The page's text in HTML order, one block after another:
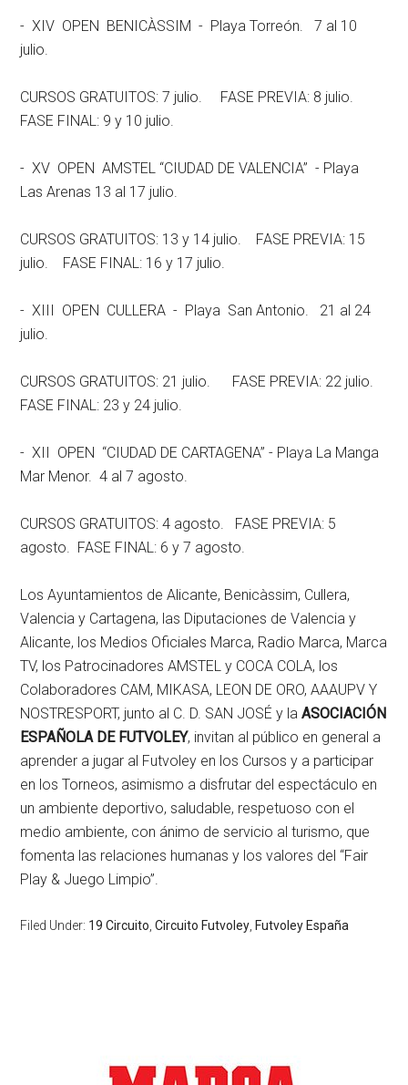
- XIV OPEN BENICÀSSIM - Playa Torreón. 7 al 10
julio.
CURSOS GRATUITOS: 7 julio. FASE PREVIA: 8 julio.
FASE FINAL: 9 y 10 julio.
- XV OPEN AMSTEL “CIUDAD DE VALENCIA” - Playa
Las Arenas 13 al 17 julio.
CURSOS GRATUITOS: 13 y 14 julio. FASE PREVIA: 15
julio. FASE FINAL: 16 y 17 julio.
- XIII OPEN CULLERA - Playa San Antonio. 21 al 24
julio.
CURSOS GRATUITOS: 21 julio. FASE PREVIA: 22 julio.
FASE FINAL: 23 y 24 julio.
- XII OPEN “CIUDAD DE CARTAGENA” - Playa La Manga
Mar Menor. 4 al 7 agosto.
CURSOS GRATUITOS: 4 agosto. FASE PREVIA: 5
agosto. FASE FINAL: 6 y 7 agosto.
Los Ayuntamientos de Alicante, Benicàssim, Cullera,
Valencia y Cartagena, las Diputaciones de Valencia y
Alicante, los Medios Oficiales Marca, Radio Marca, Marca
TV, los Patrocinadores AMSTEL y COCA COLA, los
Colaboradores CAM, MIKASA, LEON DE ORO, AAAUPV Y
NOSTRESPORT, junto al C. D. SAN JOSÉ y la ASOCIACIÓN
ESPAÑOLA DE FUTVOLEY, invitan al público en general a
aprender a jugar al Futvoley en los Cursos y a participar
en los Torneos, asimismo a disfrutar del espectáculo en
un ambiente deportivo, saludable, respetuoso con el
medio ambiente, con ánimo de servicio al turismo, que
fomenta las relaciones humanas y los valores del “Fair
Play & Juego Limpio”.
Filed Under: 19 Circuito ,Circuito Futvoley Futvoley España